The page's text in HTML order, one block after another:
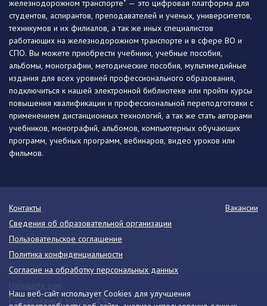
Наш веб-сайт использует Cookies для улучшения
железнодорожном транспорте" — это цифровая платформа для
студентов, аспирантов, преподавателей и ученых, университетов,
техникумов и их филиалов, а так же иных специалистов
работающих на железнодорожном транспорте и в сфере ВО и
СПО. Вы можете приобрести учебники, учебные пособия,
альбомы, монографии, методические пособия, мультимедийные
издания для всех уровней профессионального образования,
подключиться к нашей электронной библиотеке или пройти курсы
повышения квалификации и профессиональной переподготовки с
применением дистанционных технологий, а так же стать авторами
учебников, монографий, альбомов, компьютерных обучающих
программ, учебных программ, вебинаров, видео уроков или
фильмов.
Контакты
Вакансии
Сведения об образовательной организации
Пользовательское соглашение
Политика конфиденциальности
Согласие на обработку персональных данных
Разработано в Victory